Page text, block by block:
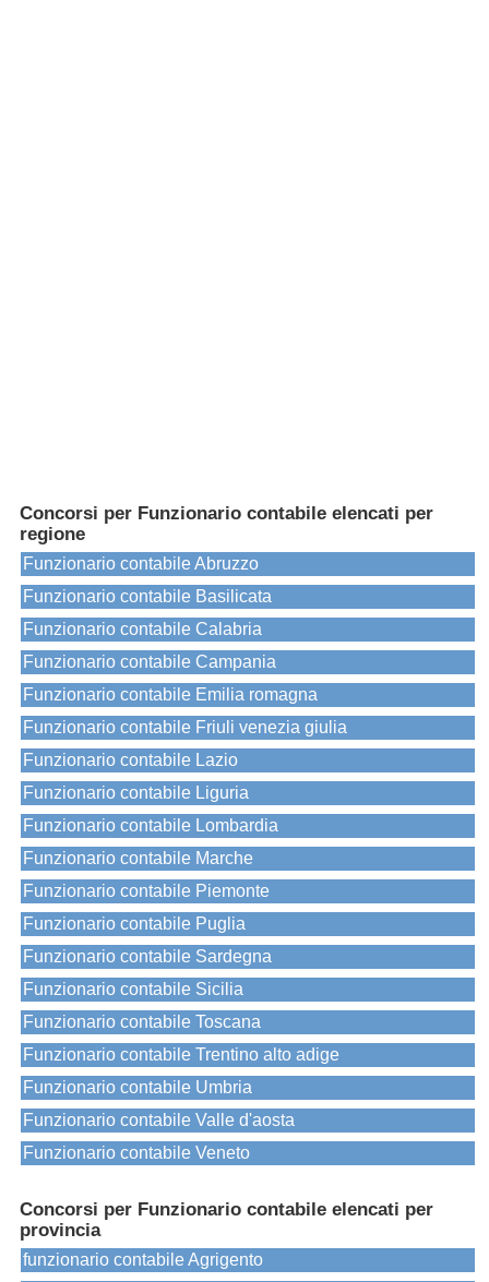
Concorsi per Funzionario contabile elencati per
regione
Funzionario contabile Abruzzo
Funzionario contabile Basilicata
Funzionario contabile Calabria
Funzionario contabile Campania
Funzionario contabile Emilia romagna
Funzionario contabile Friuli venezia giulia
Funzionario contabile Lazio
Funzionario contabile Liguria
Funzionario contabile Lombardia
Funzionario contabile Marche
Funzionario contabile Piemonte
Funzionario contabile Puglia
Funzionario contabile Sardegna
Funzionario contabile Sicilia
Funzionario contabile Toscana
Funzionario contabile Trentino alto adige
Funzionario contabile Umbria
Funzionario contabile Valle d'aosta
Funzionario contabile Veneto
Concorsi per Funzionario contabile elencati per
provincia
funzionario contabile Agrigento